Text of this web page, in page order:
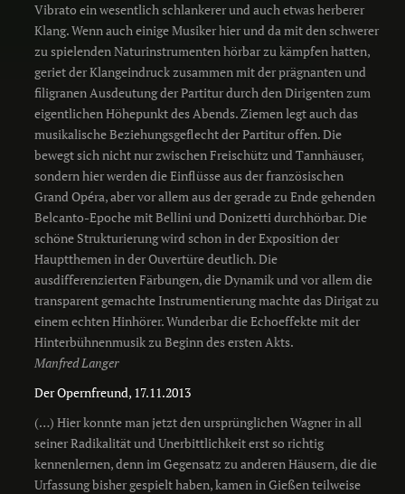
Vibrato ein wesentlich schlankerer und auch etwas herberer
Klang. Wenn auch einige Musiker hier und da mit den schwerer
zu spielenden Naturinstrumenten hörbar zu kämpfen hatten,
geriet der Klangeindruck zusammen mit der prägnanten und
filigranen Ausdeutung der Partitur durch den Dirigenten zum
eigentlichen Höhepunkt des Abends. Ziemen legt auch das
musikalische Beziehungsgeflecht der Partitur offen. Die
bewegt sich nicht nur zwischen Freischütz und Tannhäuser,
sondern hier werden die Einflüsse aus der französischen
Grand Opéra, aber vor allem aus der gerade zu Ende gehenden
Belcanto-Epoche mit Bellini und Donizetti durchhörbar. Die
schöne Strukturierung wird schon in der Exposition der
Hauptthemen in der Ouvertüre deutlich. Die
ausdifferenzierten Färbungen, die Dynamik und vor allem die
transparent gemachte Instrumentierung machte das Dirigat zu
einem echten Hinhörer. Wunderbar die Echoeffekte mit der
Hinterbühnenmusik zu Beginn des ersten Akts.
Manfred Langer
Der Opernfreund, 17.11.2013
(…) Hier konnte man jetzt den ursprünglichen Wagner in all
seiner Radikalität und Unerbittlichkeit erst so richtig
kennenlernen, denn im Gegensatz zu anderen Häusern, die die
Urfassung bisher gespielt haben, kamen in Gießen teilweise